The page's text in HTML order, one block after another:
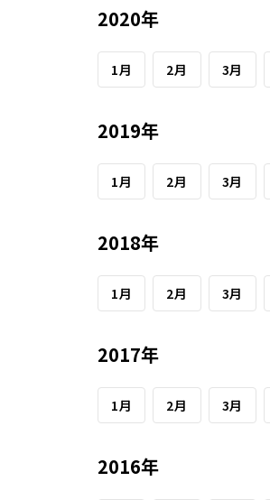
2020年
1月 2月 3月
2019年
1月 2月 3月
2018年
1月 2月 3月
2017年
1月 2月 3月
2016年